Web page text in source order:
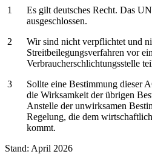
Es gilt deutsches Recht. Das
ausgeschlossen.
Wir sind nicht verpflichtet und
Streitbeilegungsverfahren vor
Verbraucherschlichtungsstelle
Sollte eine Bestimmung dieser
die Wirksamkeit der übrigen
Anstelle der unwirksamen
Regelung, die dem
kommt.
Stand: April 2026